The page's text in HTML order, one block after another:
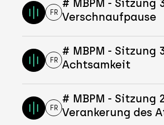
FR
# MBPM - Sitzung
Verschnaufpause
FR
# MBPM - Sitzung
Achtsamkeit
FR
# MBPM - Sitzung
Verankerung des